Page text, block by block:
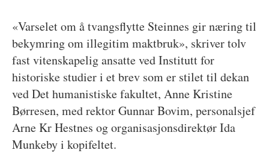
«Varselet om å tvangsflytte Steinnes gir næring til
bekymring om illegitim maktbruk», skriver tolv
fast vitenskapelig ansatte ved Institutt for
historiske studier i et brev som er stilet til dekan
ved Det humanistiske fakultet, Anne Kristine
Børresen, med rektor Gunnar Bovim, personalsjef
Arne Kr Hestnes og organisasjonsdirektør Ida
Munkeby i kopifeltet.